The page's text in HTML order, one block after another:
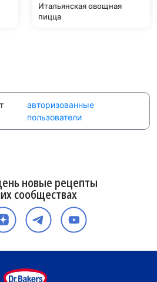
Итальянская овощная
пицца
авторизованные
пользователи
новые рецепты
сообществах